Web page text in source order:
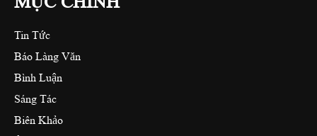
Tin Tức
Báo Làng Văn
Bình Luận
Sáng Tác
Biên Khảo